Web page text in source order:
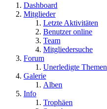
Dashboard
Mitglieder
Letzte Aktivitäten
Benutzer online
Team
Mitgliedersuche
Forum
Unerledigte Themen
Galerie
Alben
Info
Trophäen